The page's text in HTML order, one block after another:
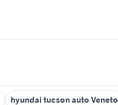
hyundai tucson auto Veneto